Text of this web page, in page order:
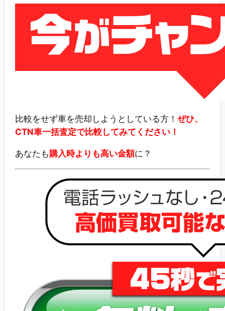
比較をせず車を売却しようとしている方！ ぜひ、
CTN車一括査定で比較してみてください！
あなたも購入時よりも高い金額に？